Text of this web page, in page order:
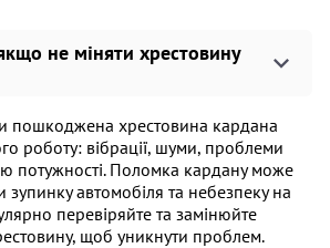
не міняти хрестовину
пошкоджена хрестовина кардана
роботу: вібрації, шуми, проблеми
потужності. Поломка кардану може
зупинку автомобіля та небезпеку на
перевіряйте та замінюйте
щоб уникнути проблем.